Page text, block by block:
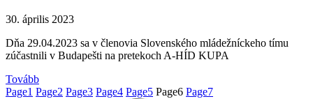
30. április 2023
Dňa 29.04.2023 sa v členovia Slovenského mládežníckeho tímu
zúčastnili v Budapešti na pretekoch A-HÍD KUPA
Tovább
Page1 Page2 Page3 Page4 Page5 Page6 Page7